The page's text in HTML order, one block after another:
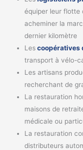
équiper leur flotte
acheminer la
dernier kilomètre
Lescoopératives
transport à vélo-
Les artisans
recherchant de
La restauration
maisons de
médicale ou
La restauration
distributeurs